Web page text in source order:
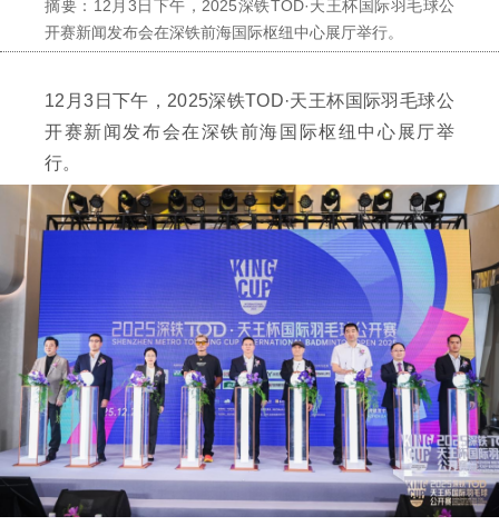
摘要：12月3日下午，2025深铁TOD·天王杯国际羽毛球公
开赛新闻发布会在深铁前海国际枢纽中心展厅举行。
12月3日下午，2025深铁TOD·天王杯国际羽毛球公
开赛新闻发布会在深铁前海国际枢纽中心展厅举
行。